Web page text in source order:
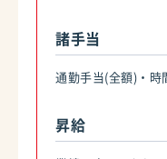
諸手当
通勤手当(全額)・時
昇給